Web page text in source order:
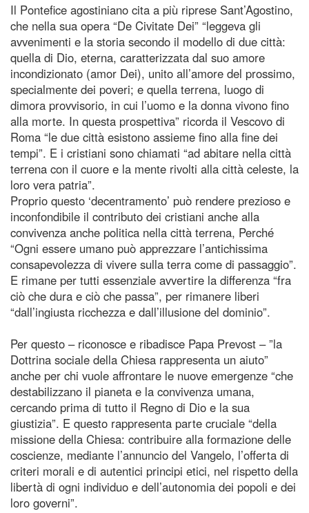
Il Pontefice agostiniano cita a più riprese Sant’Agostino,
che nella sua opera “De Civitate Dei” “leggeva gli
avvenimenti e la storia secondo il modello di due città:
quella di Dio, eterna, caratterizzata dal suo amore
incondizionato (amor Dei), unito all’amore del prossimo,
specialmente dei poveri; e quella terrena, luogo di
dimora provvisorio, in cui l’uomo e la donna vivono fino
alla morte. In questa prospettiva” ricorda il Vescovo di
Roma “le due città esistono assieme fino alla fine dei
tempi”. E i cristiani sono chiamati “ad abitare nella città
terrena con il cuore e la mente rivolti alla città celeste, la
loro vera patria”.
Proprio questo ‘decentramento’ può rendere prezioso e
inconfondibile il contributo dei cristiani anche alla
convivenza anche politica nella città terrena, Perché
“Ogni essere umano può apprezzare l’antichissima
consapevolezza di vivere sulla terra come di passaggio”.
E rimane per tutti essenziale avvertire la differenza “fra
ciò che dura e ciò che passa”, per rimanere liberi
“dall’ingiusta ricchezza e dall’illusione del dominio”.
Per questo – riconosce e ribadisce Papa Prevost – ”la
Dottrina sociale della Chiesa rappresenta un aiuto”
anche per chi vuole affrontare le nuove emergenze “che
destabilizzano il pianeta e la convivenza umana,
cercando prima di tutto il Regno di Dio e la sua
giustizia”. E questo rappresenta parte cruciale “della
missione della Chiesa: contribuire alla formazione delle
coscienze, mediante l’annuncio del Vangelo, l’offerta di
criteri morali e di autentici principi etici, nel rispetto della
libertà di ogni individuo e dell’autonomia dei popoli e dei
loro governi”.